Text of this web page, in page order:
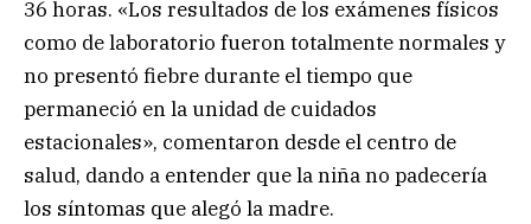
36 horas. «Los resultados de los exámenes físicos
como de laboratorio fueron totalmente normales y
no presentó fiebre durante el tiempo que
permaneció en la unidad de cuidados
estacionales», comentaron desde el centro de
salud, dando a entender que la niña no padecería
los síntomas que alegó la madre.